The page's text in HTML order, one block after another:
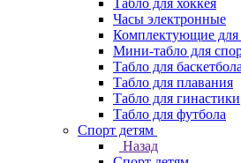
Табло для хоккея
Часы электронные
Комплектующие для
Мини-табло для
Табло для баскетбола
Табло для плавания
Табло для гинастики
Табло для футбола
Спорт детям
Назад